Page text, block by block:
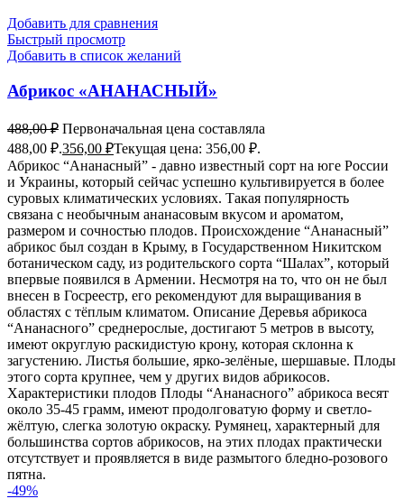
Добавить для сравнения
Быстрый просмотр
Добавить в список желаний
Абрикос «АНАНАСНЫЙ»
488,00₽ Первоначальная цена составляла
488,00 ₽.356,00 ₽Текущая цена: 356,00 ₽.
Абрикос “Ананасный” - давно известный сорт на юге России
и Украины, который сейчас успешно культивируется в более
суровых климатических условиях. Такая популярность
связана с необычным ананасовым вкусом и ароматом,
размером и сочностью плодов. Происхождение “Ананасный”
абрикос был создан в Крыму, в Государственном Никитском
ботаническом саду, из родительского сорта “Шалах”, который
впервые появился в Армении. Несмотря на то, что он не был
внесен в Госреестр, его рекомендуют для выращивания в
областях с тёплым климатом. Описание Деревья абрикоса
“Ананасного” среднерослые, достигают 5 метров в высоту,
имеют округлую раскидистую крону, которая склонна к
загустению. Листья большие, ярко-зелёные, шершавые. Плоды
этого сорта крупнее, чем у других видов абрикосов.
Характеристики плодов Плоды “Ананасного” абрикоса весят
около 35-45 грамм, имеют продолговатую форму и светло-
жёлтую, слегка золотую окраску. Румянец, характерный для
большинства сортов абрикосов, на этих плодах практически
отсутствует и проявляется в виде размытого бледно-розового
пятна.
-49%